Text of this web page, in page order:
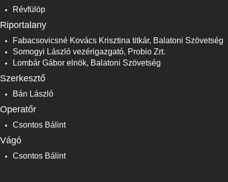
Révfülöp
Riportalany
Fabacsovicsné Kovács Krisztina titkár, Balatoni Szövetség
Somogyi László vezérigazgató, Probio Zrt.
Lombár Gábor elnök, Balatoni Szövetség
Szerkesztő
Bán László
Operatőr
Csontos Bálint
Vágó
Csontos Bálint